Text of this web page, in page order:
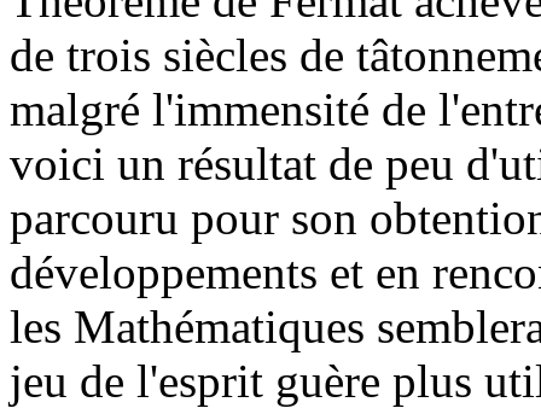
de trois siècles de
malgré l'immensité de
voici un résultat de peu
parcouru pour son
développements et en
les Mathématiques
jeu de l'esprit guère plus